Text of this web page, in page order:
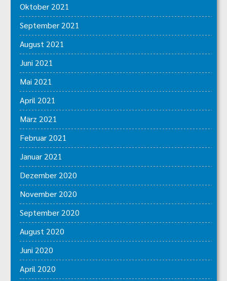
Oktober 2021
September 2021
August 2021
Juni 2021
Mai 2021
April 2021
März 2021
Februar 2021
Januar 2021
Dezember 2020
November 2020
September 2020
August 2020
Juni 2020
April 2020